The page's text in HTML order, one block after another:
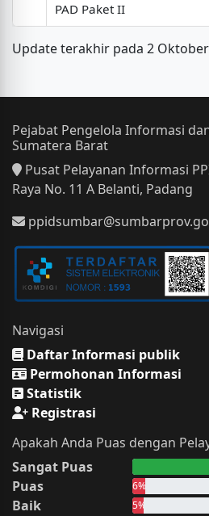
PAD Paket II
Update terakhir pada 2
Pejabat Pengelola Informasi
Sumatera Barat
Pusat Pelayanan Informasi
Raya No. 11 A Belanti, Padang
Navigasi
Daftar Informasi publik
Permohonan Informasi
Statistik
Registrasi
Apakah Anda Puas dengan
Sangat Puas
Puas 6%
Baik 5%